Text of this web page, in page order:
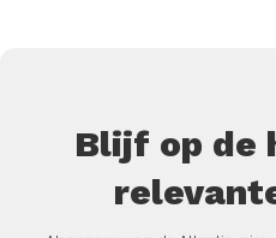
Blijf op de